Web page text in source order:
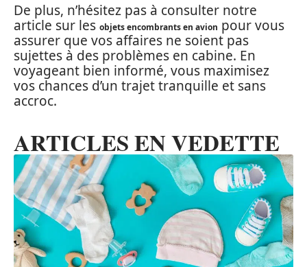
De plus, n’hésitez pas à consulter notre
article sur les objets encombrants en avion pour vous
assurer que vos affaires ne soient pas
sujettes à des problèmes en cabine. En
voyageant bien informé, vous maximisez
vos chances d’un trajet tranquille et sans
accroc.
ARTICLES EN VEDETTE